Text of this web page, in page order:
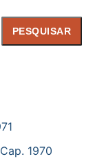
PESQUISAR
1970